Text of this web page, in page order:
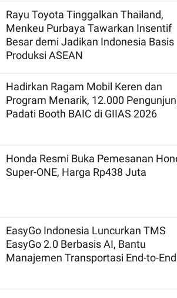
Rayu Toyota Tinggalkan Thailand,
Menkeu Purbaya Tawarkan Insentif
Besar demi Jadikan Indonesia Basis
Produksi ASEAN
Hadirkan Ragam Mobil Keren dan
Program Menarik, 12.000
Padati Booth BAIC di GIIAS 2026
Honda Resmi Buka Pemesanan
Super-ONE, Harga Rp438 Juta
EasyGo Indonesia Luncurkan TMS
EasyGo 2.0 Berbasis AI, Bantu
Manajemen Transportasi End-to-End